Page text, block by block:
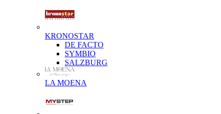
KRONOSTAR
DE FACTO
SYMBIO
SALZBURG
LA MOENA